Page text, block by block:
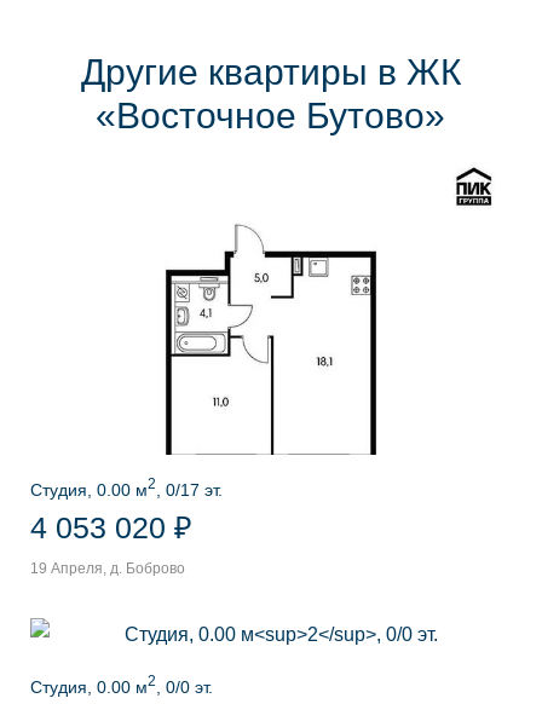
Другие квартиры в ЖК
«Восточное Бутово»
Студия, 0.00 м2 , 0/17 эт.
4 053 020 ₽
19 Апреля, д. Боброво
Студия, 0.00 м2 , 0/0 эт.